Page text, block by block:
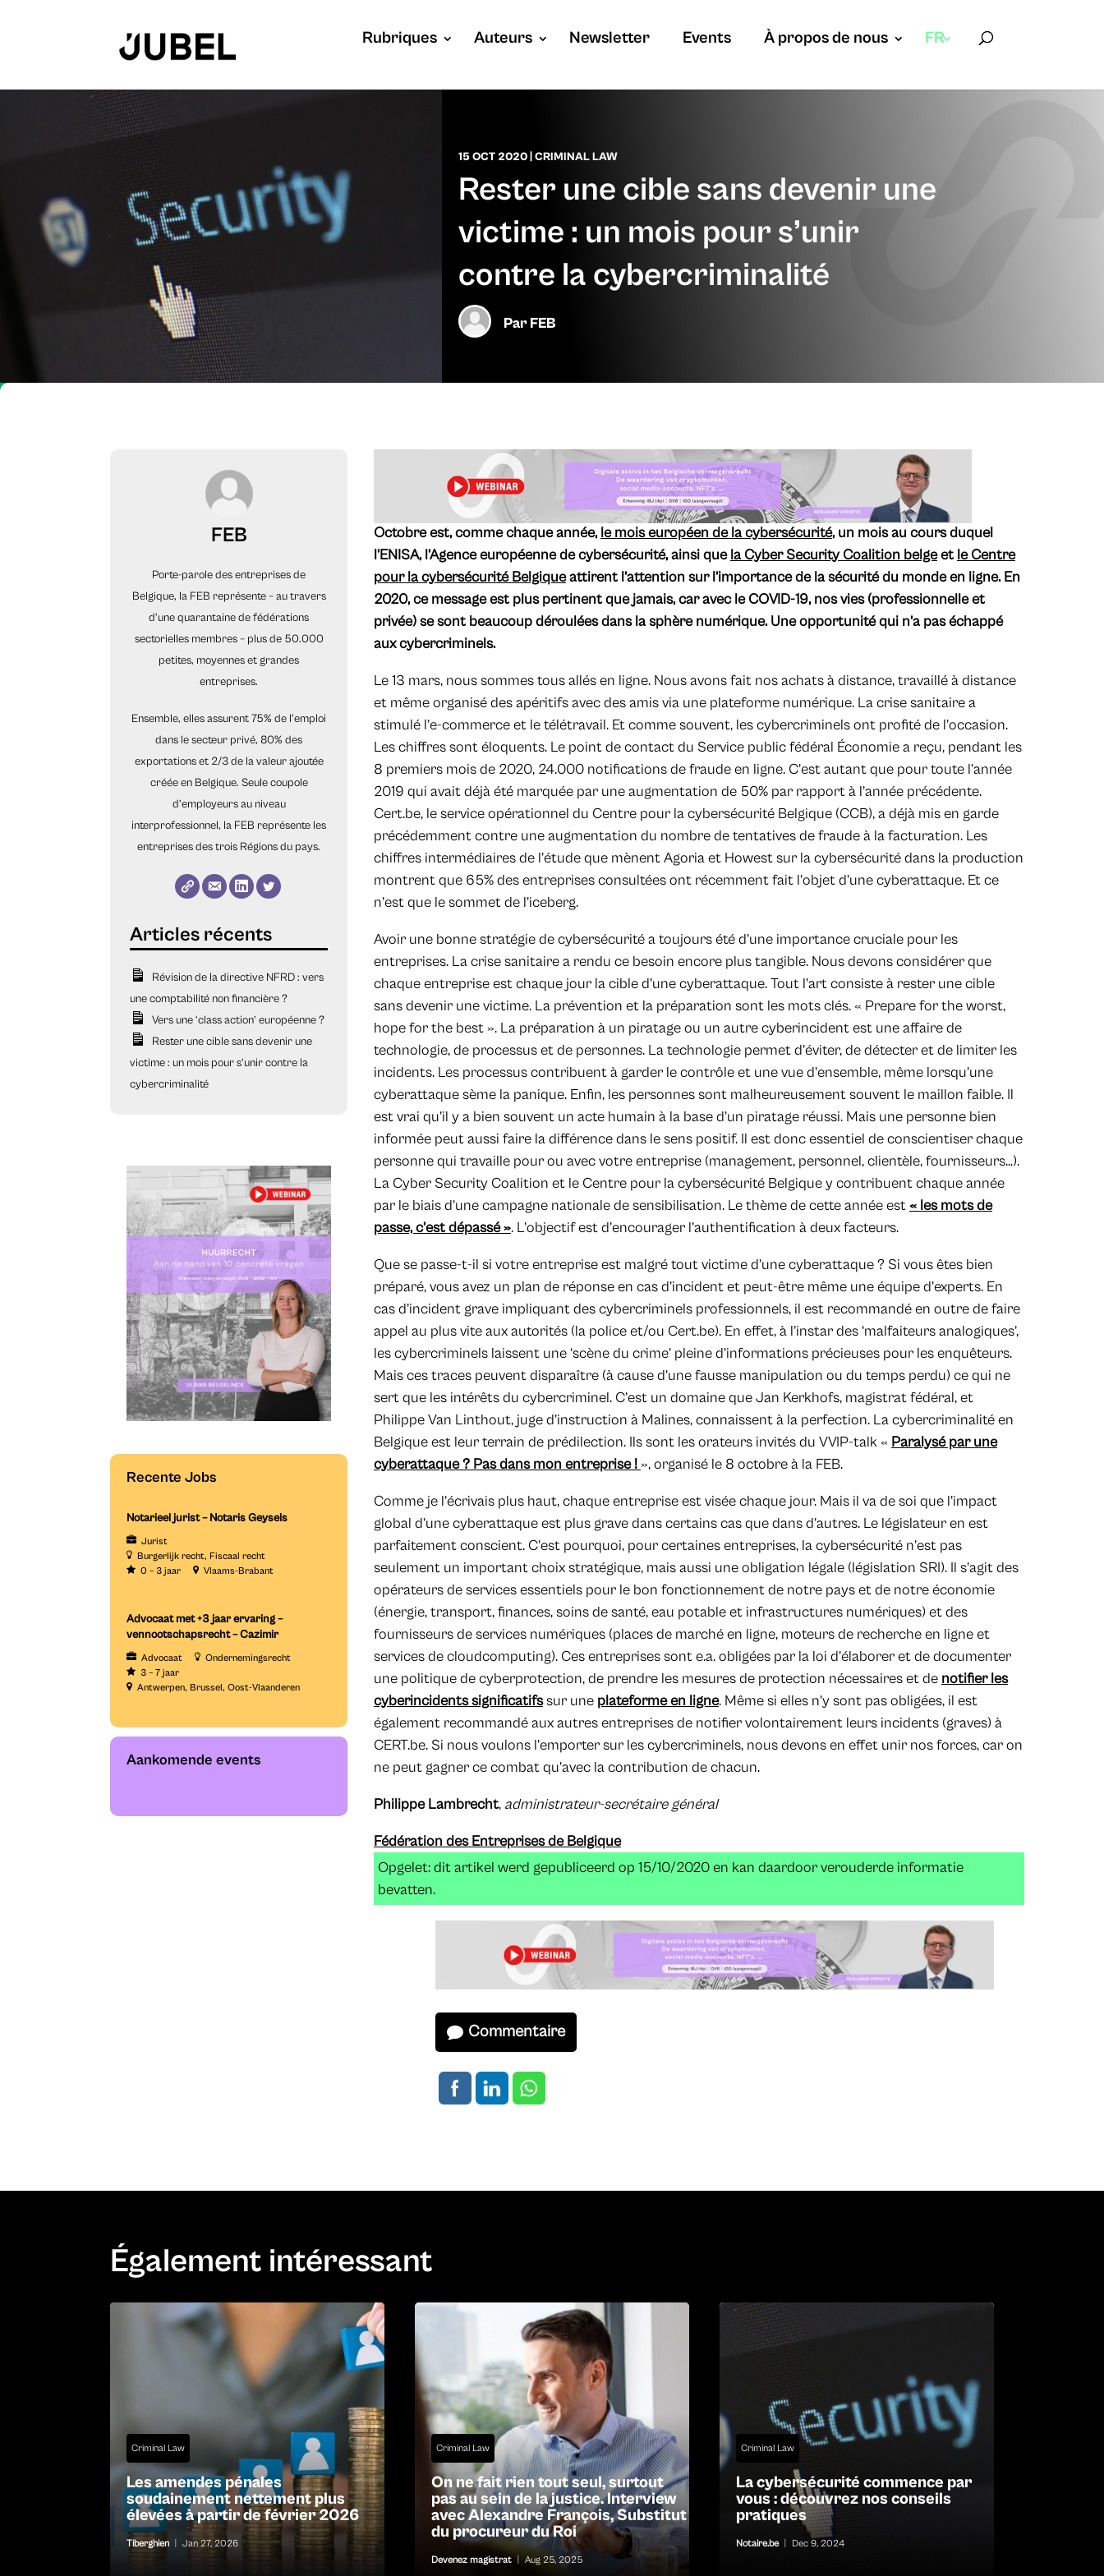
Rubriques Auteurs Newsletter Events À propos de nous FR
15 OCT 2020| CRIMINAL LAW
Rester une cible sans devenir une
victime : un mois pour s’unir
contre la cybercriminalité
ParFEB
FEB
Porte-parole des entreprises de
Belgique, la FEB représente – au travers
d’une quarantaine de fédérations
sectorielles membres – plus de 50.000
petites, moyennes et grandes
entreprises.
Ensemble, elles assurent 75% de l'emploi
dans le secteur privé, 80% des
exportations et 2/3 de la valeur ajoutée
créée en Belgique. Seule coupole
d’employeurs au niveau
interprofessionnel, la FEB représente les
entreprises des trois Régions du pays.
Révision de la directive NFRD : vers
une comptabilité non financière ?
Vers une ‘class action’ européenne ?
Rester une cible sans devenir une
victime : un mois pour s’unir contre la
cybercriminalité
Recente Jobs
Notarieel jurist – Notaris Geysels
Jurist
Burgerlijk recht Fiscaal recht
0 – 3 jaar
Vlaams-Brabant
Advocaat met +3 jaar ervaring –
vennootschapsrecht – Cazimir
Advocaat
Ondernemingsrecht
3 – 7 jaar
Antwerpen Brussel Oost-Vlaanderen
Aankomende events
Octobre est, comme chaque année, le mois européen de la cybersécurité, un mois au cours duquel
l’ENISA, l’Agence européenne de cybersécurité, ainsi quela Cyber Security Coalition belgeet le Centre
pour la cybersécurité Belgiqueattirent l’attention sur l’importance de la sécurité du monde en ligne. En
2020, ce message est plus pertinent que jamais, car avec le COVID-19, nos vies (professionnelle et
privée) se sont beaucoup déroulées dans la sphère numérique. Une opportunité qui n’a pas échappé
aux cybercriminels.
Le 13 mars, nous sommes tous allés en ligne. Nous avons fait nos achats à distance, travaillé à distance
et même organisé des apéritifs avec des amis via une plateforme numérique. La crise sanitaire a
stimulé l’e-commerce et le télétravail. Et comme souvent, les cybercriminels ont profité de l’occasion.
Les chiffres sont éloquents. Le point de contact du Service public fédéral Économie a reçu, pendant les
8 premiers mois de 2020, 24.000 notifications de fraude en ligne. C’est autant que pour toute l’année
2019 qui avait déjà été marquée par une augmentation de 50% par rapport à l’année précédente.
Cert.be, le service opérationnel du Centre pour la cybersécurité Belgique (CCB), a déjà mis en garde
précédemment contre une augmentation du nombre de tentatives de fraude à la facturation. Les
chiffres intermédiaires de l’étude que mènent Agoria et Howest sur la cybersécurité dans la production
montrent que 65% des entreprises consultées ont récemment fait l’objet d’une cyberattaque. Et ce
n’est que le sommet de l’iceberg.
Avoir une bonne stratégie de cybersécurité a toujours été d’une importance cruciale pour les
entreprises. La crise sanitaire a rendu ce besoin encore plus tangible. Nous devons considérer que
chaque entreprise est chaque jour la cible d’une cyberattaque. Tout l’art consiste à rester une cible
sans devenir une victime. La prévention et la préparation sont les mots clés. « Prepare for the worst,
hope for the best ». La préparation à un piratage ou un autre cyberincident est une affaire de
technologie, de processus et de personnes. La technologie permet d’éviter, de détecter et de limiter les
incidents. Les processus contribuent à garder le contrôle et une vue d’ensemble, même lorsqu’une
cyberattaque sème la panique. Enfin, les personnes sont malheureusement souvent le maillon faible. Il
est vrai qu’il y a bien souvent un acte humain à la base d’un piratage réussi. Mais une personne bien
informée peut aussi faire la différence dans le sens positif. Il est donc essentiel de conscientiser chaque
personne qui travaille pour ou avec votre entreprise (management, personnel, clientèle, fournisseurs…).
La Cyber Security Coalition et le Centre pour la cybersécurité Belgique y contribuent chaque année
par le biais d’une campagne nationale de sensibilisation. Le thème de cette année est« les mots de
passe, c’est dépassé ». L’objectif est d’encourager l’authentification à deux facteurs.
Que se passe-t-il si votre entreprise est malgré tout victime d’une cyberattaque ? Si vous êtes bien
préparé, vous avez un plan de réponse en cas d’incident et peut-être même une équipe d’experts. En
cas d’incident grave impliquant des cybercriminels professionnels, il est recommandé en outre de faire
appel au plus vite aux autorités (la police et/ou Cert.be). En effet, à l’instar des ‘malfaiteurs analogiques’,
les cybercriminels laissent une ‘scène du crime’ pleine d’informations précieuses pour les enquêteurs.
Mais ces traces peuvent disparaître (à cause d’une fausse manipulation ou du temps perdu) ce qui ne
sert que les intérêts du cybercriminel. C’est un domaine que Jan Kerkhofs, magistrat fédéral, et
Philippe Van Linthout, juge d’instruction à Malines, connaissent à la perfection. La cybercriminalité en
Belgique est leur terrain de prédilection. Ils sont les orateurs invités du VVIP-talk « Paralysé par une
cyberattaque ? Pas dans mon entreprise !», organisé le 8 octobre à la FEB.
Comme je l’écrivais plus haut, chaque entreprise est visée chaque jour. Mais il va de soi que l’impact
global d’une cyberattaque est plus grave dans certains cas que dans d’autres. Le législateur en est
parfaitement conscient. C’est pourquoi, pour certaines entreprises, la cybersécurité n’est pas
seulement un important choix stratégique, mais aussi une obligation légale (législation SRI). Il s’agit des
opérateurs de services essentiels pour le bon fonctionnement de notre pays et de notre économie
(énergie, transport, finances, soins de santé, eau potable et infrastructures numériques) et des
fournisseurs de services numériques (places de marché en ligne, moteurs de recherche en ligne et
services de cloudcomputing). Ces entreprises sont e.a. obligées par la loi d’élaborer et de documenter
une politique de cyberprotection, de prendre les mesures de protection nécessaires et de notifier les
cyberincidents significatifssur une plateforme en ligne. Même si elles n’y sont pas obligées, il est
également recommandé aux autres entreprises de notifier volontairement leurs incidents (graves) à
CERT.be. Si nous voulons l’emporter sur les cybercriminels, nous devons en effet unir nos forces, car on
ne peut gagner ce combat qu’avec la contribution de chacun.
Philippe Lambrecht, administrateur-secrétaire général
Fédération des Entreprises de Belgique
Opgelet: dit artikel werd gepubliceerd op 15/10/2020 en kan daardoor verouderde informatie
bevatten.
Commentaire
Également intéressant
Criminal Law
Les amendes pénales
soudainement nettement plus
élevées à partir de février 2026
Tiberghien Jan 27, 2026
Criminal Law
On ne fait rien tout seul, surtout
pas au sein de la justice. Interview
avec Alexandre François, Substitut
du procureur du Roi
Devenez magistrat Aug 25, 2025
Criminal Law
La cybersécurité commence par
vous : découvrez nos conseils
pratiques
Notaire.be Dec 9, 2024